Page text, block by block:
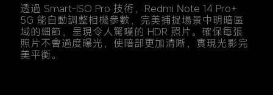
透過 Smart-ISO Pro 技術，Redmi Note 14 Pro+
5G 能自動調整相機參數，完美捕捉場景中明暗區
域的細節，呈現令人驚嘆的 HDR 照片。確保每張
照片不會過度曝光，使暗部更加清晰，實現光影完
美平衡。